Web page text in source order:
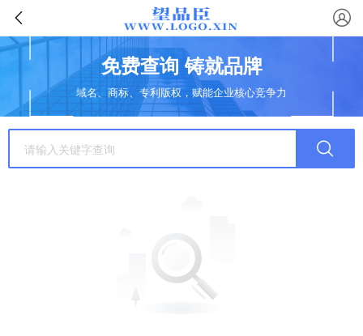
免费查询 铸就品牌
域名、商标、专利版权，赋能企业核心竞争力